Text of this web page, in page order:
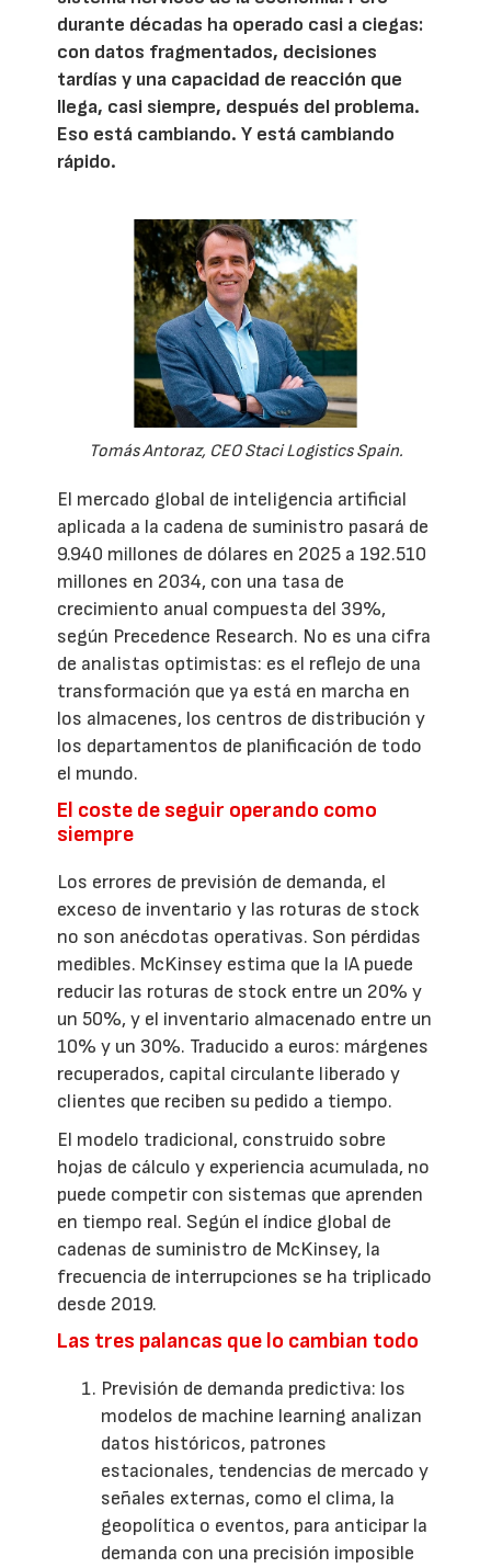
durante décadas ha operado casi a ciegas:
con datos fragmentados, decisiones
tardías y una capacidad de reacción que
llega, casi siempre, después del problema.
Eso está cambiando. Y está cambiando
rápido.
Tomás Antoraz, CEO Staci Logistics Spain.
El mercado global de inteligencia artificial
aplicada a la cadena de suministro pasará de
9.940 millones de dólares en 2025 a 192.510
millones en 2034, con una tasa de
crecimiento anual compuesta del 39%,
según Precedence Research. No es una cifra
de analistas optimistas: es el reflejo de una
transformación que ya está en marcha en
los almacenes, los centros de distribución y
los departamentos de planificación de todo
el mundo.
El coste de seguir operando como
siempre
Los errores de previsión de demanda, el
exceso de inventario y las roturas de stock
no son anécdotas operativas. Son pérdidas
medibles. McKinsey estima que la IA puede
reducir las roturas de stock entre un 20% y
un 50%, y el inventario almacenado entre un
10% y un 30%. Traducido a euros: márgenes
recuperados, capital circulante liberado y
clientes que reciben su pedido a tiempo.
El modelo tradicional, construido sobre
hojas de cálculo y experiencia acumulada, no
puede competir con sistemas que aprenden
en tiempo real. Según el índice global de
cadenas de suministro de McKinsey, la
frecuencia de interrupciones se ha triplicado
desde 2019.
Las tres palancas que lo cambian todo
Previsión de demanda predictiva: los
modelos de machine learning analizan
datos históricos, patrones
estacionales, tendencias de mercado y
señales externas, como el clima, la
geopolítica o eventos, para anticipar la
demanda con una precisión imposible